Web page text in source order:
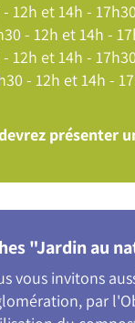
12h et 14h - 17h30
- 12h et 14h -
12h et 14h - 17h30
- 12h et 14h -
présenter
"Jardin au
vous invitons
par